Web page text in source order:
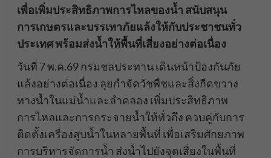
เพื่อเพิ่มประสิทธิภาพการไหลของน้ำ สนับสนุน
การเกษตรและบรรเทาภัยแล้งให้กับประชาชนทั่ว
ประเทศ พร้อมส่งน้ำให้พื้นที่เสี่ยงอย่างต่อเนื่อง
วันที่ 7 พ.ค.69 กรมชลประทาน เดินหน้าป้องกันภัย
แล้งอย่างต่อเนื่อง ลุยกำจัดวัชพืชและสิ่งกีดขวาง
ทางน้ำในแม่น้ำและลำคลอง เพิ่มประสิทธิภาพ
การไหลและการกระจายน้ำให้ทั่วถึง ควบคู่กับการ
ติดตั้งเครื่องสูบน้ำในหลายพื้นที่ เพื่อเสริมศักยภาพ
การบริหารจัดการน้ำ ส่งน้ำไปยังจุดเสี่ยงในพื้นที่